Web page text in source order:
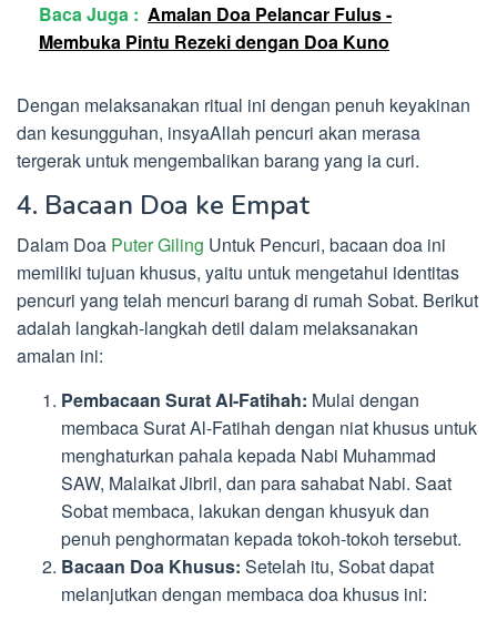
Baca Juga : Amalan Doa Pelancar Fulus -
Membuka Pintu Rezeki dengan Doa Kuno
Dengan melaksanakan ritual ini dengan penuh keyakinan
dan kesungguhan, insyaAllah pencuri akan merasa
tergerak untuk mengembalikan barang yang ia curi.
4. Bacaan Doa ke Empat
Dalam Doa Puter Giling Untuk Pencuri, bacaan doa ini
memiliki tujuan khusus, yaitu untuk mengetahui identitas
pencuri yang telah mencuri barang di rumah Sobat. Berikut
adalah langkah-langkah detil dalam melaksanakan
amalan ini:
Pembacaan Surat Al-Fatihah: Mulai dengan
membaca Surat Al-Fatihah dengan niat khusus untuk
menghaturkan pahala kepada Nabi Muhammad
SAW, Malaikat Jibril, dan para sahabat Nabi. Saat
Sobat membaca, lakukan dengan khusyuk dan
penuh penghormatan kepada tokoh-tokoh tersebut.
Bacaan Doa Khusus: Setelah itu, Sobat dapat
melanjutkan dengan membaca doa khusus ini: